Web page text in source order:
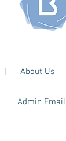
About Us
​Admin Email